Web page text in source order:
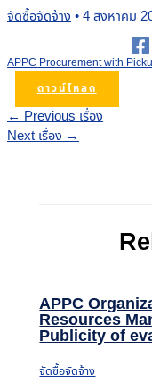
จัดซื้อจัดจ้าง•4 สิงหาคม
APPC Procurement with
ดาวน์โหลด
←Previous เรื่อง
Next เรื่อง→
APPC
Resources
Publicity of
จัดซื้อจัดจ้าง